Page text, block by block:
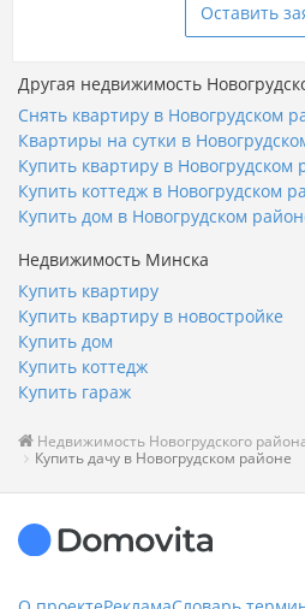
Оставить
Другая недвижимость
Снять квартиру в Новогрудском
Квартиры на сутки в
Купить квартиру в Новогрудском
Купить коттедж в Новогрудском
Купить дом в Новогрудском
Недвижимость Минска
Купить квартиру
Купить квартиру в новостройке
Купить дом
Купить коттедж
Купить гараж
Недвижимость Новогрудского
Купить дачу в Новогрудском районе